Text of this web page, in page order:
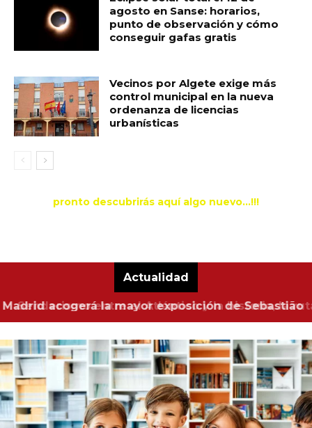
agosto en Sanse: horarios,
punto de observación y cómo
conseguir gafas gratis
Vecinos por Algete exige más
control municipal en la nueva
ordenanza de licencias
urbanísticas
pronto descubrirás aquí algo nuevo...!!!